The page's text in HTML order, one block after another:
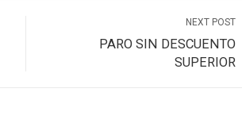
NEXT POST
PARO SIN DESCUENTO
SUPERIOR